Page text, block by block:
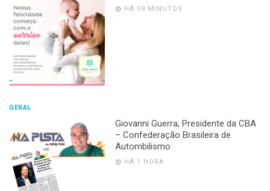
HÁ 59 MINUTOS
GERAL
Giovanni Guerra, Presidente da CBA
– Confederação Brasileira de
Autombilismo
HÁ 1 HORA